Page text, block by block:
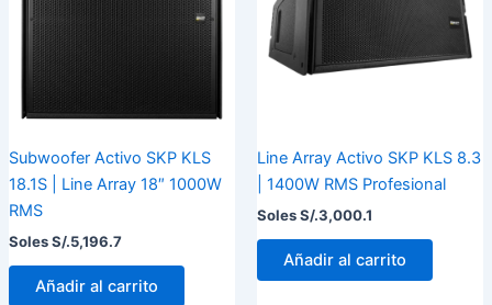
Subwoofer Activo SKP KLS
18.1S | Line Array 18″ 1000W
RMS
Soles S/.5,196.7
Añadir al carrito
Line Array Activo SKP KLS 8.3
| 1400W RMS Profesional
Soles S/.3,000.1
Añadir al carrito